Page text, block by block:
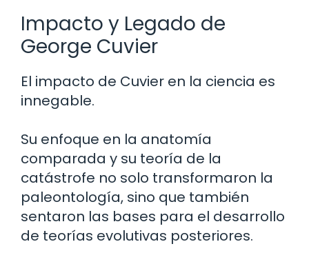
Impacto y Legado de
George Cuvier
El impacto de Cuvier en la ciencia es
innegable.
Su enfoque en la anatomía
comparada y su teoría de la
catástrofe no solo transformaron la
paleontología, sino que también
sentaron las bases para el desarrollo
de teorías evolutivas posteriores.